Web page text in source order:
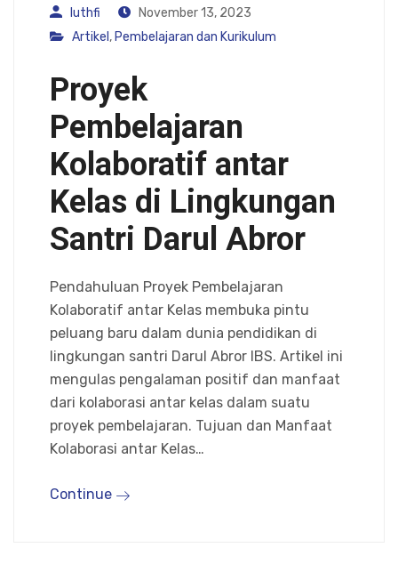
luthfi
November 13, 2023
Artikel , Pembelajaran dan Kurikulum
Proyek
Pembelajaran
Kolaboratif antar
Kelas di Lingkungan
Santri Darul Abror
Pendahuluan Proyek Pembelajaran
Kolaboratif antar Kelas membuka pintu
peluang baru dalam dunia pendidikan di
lingkungan santri Darul Abror IBS. Artikel ini
mengulas pengalaman positif dan manfaat
dari kolaborasi antar kelas dalam suatu
proyek pembelajaran. Tujuan dan Manfaat
Kolaborasi antar Kelas…
Continue